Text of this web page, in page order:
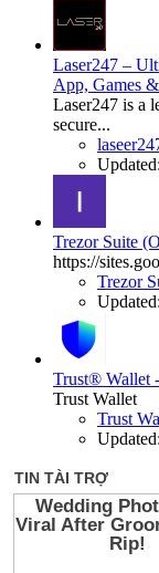
Laser247 –
App, Games
Laser247 is a
secure...
Updated:
Trezor Suite
https://
Trezor
Updated:
Trust® Wallet
Trust Wallet
Trust
Updated: